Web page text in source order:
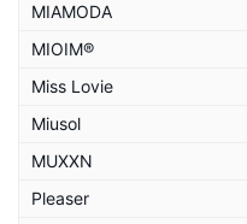
MIAMODA
MIOIM®
Miss Lovie
Miusol
MUXXN
Pleaser